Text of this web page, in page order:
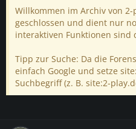
Willkommen im Archiv von
geschlossen und dient nur
interaktiven Funktionen sind
Tipp zur Suche: Da die
einfach Google und setze
Suchbegriff (z. B. site:2-